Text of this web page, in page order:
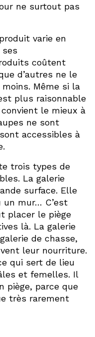
ne surtout pas
varie en
coûtent
d’autres ne le
Même si la
plus raisonnable
le mieux à
ne sont
accessibles à
trois types de
La galerie
surface. Elle
un mur… C’est
placer le piège
là. La galerie
de chasse,
leur nourriture.
qui sert de lieu
et femelles. Il
piège, parce que
très rarement